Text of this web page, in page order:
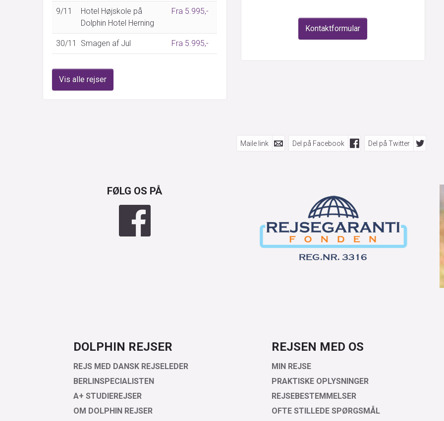
9/11
Hotel Højskole på
Dolphin Hotel Herning
Fra 5.995,-
30/11 Smagen af Jul Fra 5.995,-
Vis alle rejser
Kontaktformular
Maile link Del på Facebook Del på Twitter
FØLG OS PÅ
DOLPHIN REJSER
REJS MED DANSK REJSELEDER
BERLINSPECIALISTEN
A+ STUDIEREJSER
OM DOLPHIN REJSER
REJSEN MED OS
MIN REJSE
PRAKTISKE OPLYSNINGER
REJSEBESTEMMELSER
OFTE STILLEDE SPØRGSMÅL